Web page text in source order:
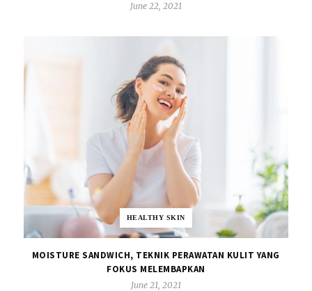
June 22, 2021
HEALTHY SKIN
MOISTURE SANDWICH, TEKNIK PERAWATAN KULIT YANG
FOKUS MELEMBAPKAN
June 21, 2021